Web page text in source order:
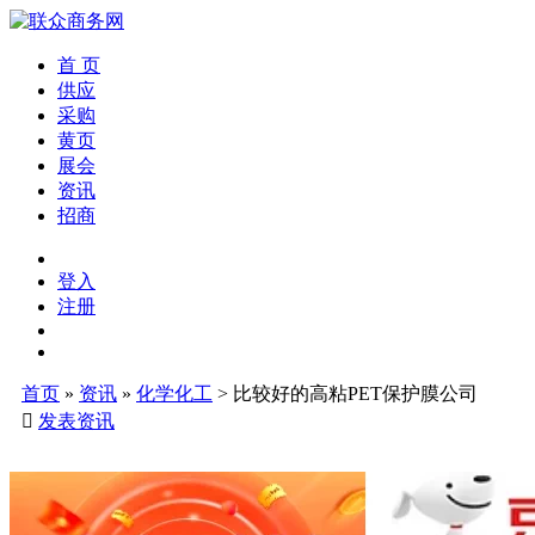
首 页
供应
采购
黄页
展会
资讯
招商
登入
注册
首页 » 资讯 » 化学化工 > 比较好的高粘PET保护膜公司
 发表资讯